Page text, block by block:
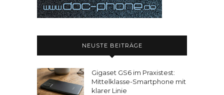
NEUSTE BEITRÄGE
Gigaset GS6 im Praxistest:
Mittelklasse-Smartphone mit
klarer Linie